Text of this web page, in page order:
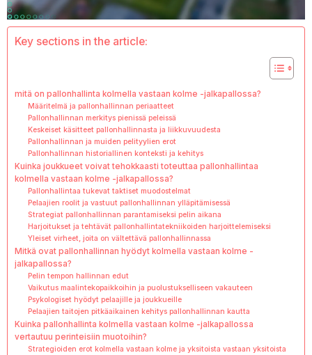
Key sections in the article:
mitä on pallonhallinta kolmella vastaan kolme -jalkapallossa?
Määritelmä ja pallonhallinnan periaatteet
Pallonhallinnan merkitys pienissä peleissä
Keskeiset käsitteet pallonhallinnasta ja liikkuvuudesta
Pallonhallinnan ja muiden pelityylien erot
Pallonhallinnan historiallinen konteksti ja kehitys
Kuinka joukkueet voivat tehokkaasti toteuttaa pallonhallintaa
kolmella vastaan kolme -jalkapallossa?
Pallonhallintaa tukevat taktiset muodostelmat
Pelaajien roolit ja vastuut pallonhallinnan ylläpitämisessä
Strategiat pallonhallinnan parantamiseksi pelin aikana
Harjoitukset ja tehtävät pallonhallintatekniikoiden harjoittelemiseksi
Yleiset virheet, joita on vältettävä pallonhallinnassa
Mitkä ovat pallonhallinnan hyödyt kolmella vastaan kolme -
jalkapallossa?
Pelin tempon hallinnan edut
Vaikutus maalintekopaikkoihin ja puolustukselliseen vakauteen
Psykologiset hyödyt pelaajille ja joukkueille
Pelaajien taitojen pitkäaikainen kehitys pallonhallinnan kautta
Kuinka pallonhallinta kolmella vastaan kolme -jalkapallossa
vertautuu perinteisiin muotoihin?
Strategioiden erot kolmella vastaan kolme ja yksitoista vastaan yksitoista